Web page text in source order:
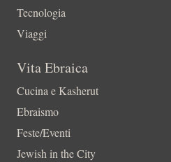
Tecnologia
Viaggi
Vita Ebraica
Cucina e Kasherut
Ebraismo
Feste/Eventi
Jewish in the City